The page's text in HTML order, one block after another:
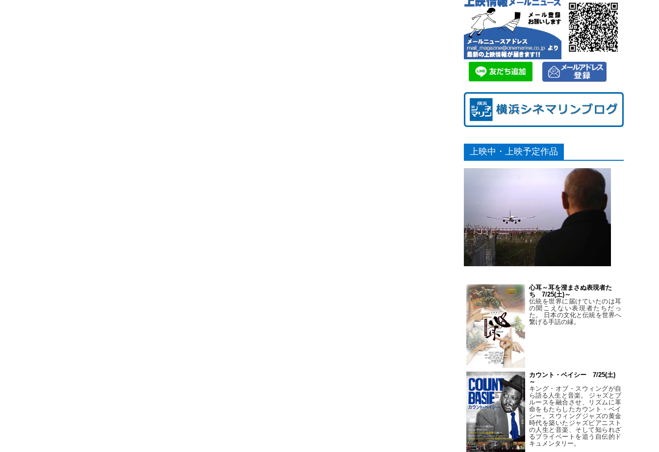
上映中・上映予定作品
心耳～耳を澄まさぬ表現者た
ち 7/25(土)～
伝統を世界に届けていたのは耳
の聞こえない表現者たちだっ
た。 日本の文化と伝統を世界へ
繋げる手話の縁。
カウント・ベイシー 7/25(土)
～
キング・オブ・スウィングが自
ら語る人生と音楽。 ジャズとブ
ルースを融合させ、リズムに革
命をもたらしたカウント・ベイ
シー。スウィングジャズの黄金
時代を築いたジャズピアニスト
の人生と音楽、そして知られざ
るプライベートを追う自伝的ド
キュメンタリー。